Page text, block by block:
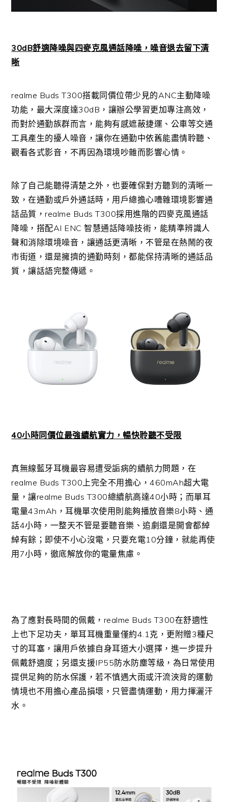
30dB舒適降噪與四麥克風通話降噪，噪音退去留下清
晰
realme Buds T300搭載同價位帶少見的ANC主動降噪
功能，最大深度達30dB ，讓辦公學習更加專注高效，
而對於通勤族群而言，能夠有感遮蔽捷運、公車等交通
工具產生的擾人噪音，讓你在通勤中依舊能盡情聆聽、
觀看各式影音，不再因為環境吵雜而影響心情。
除了自己能聽得清楚之外，也要確保對方聽到的清晰一
致，在通勤或戶外通話時，用戶總擔心嘈雜環境影響通
話品質，realme Buds T300採用進階的四麥克風通話
降噪，搭配AI ENC智慧通話降噪技術，能精準辨識人
聲和消除環境噪音，讓通話更清晰，不管是在熱鬧的夜
市街道，還是擁擠的通勤時刻，都能保持清晰的通話品
質，讓話語完整傳遞。
40小時同價位最強續航實力，暢快聆聽不受限
真無線藍牙耳機最容易遭受詬病的續航力問題，在
realme Buds T300上完全不用擔心，460mAh超大電
量，讓realme Buds T300總續航高達40小時；而單耳
電量43mAh ，耳機單次使用則能夠播放音樂8小時、通
話4小時，一整天不管是要聽音樂、追劇還是開會都綽
綽有餘；即使不小心沒電，只要充電10分鐘，就能再使
用 7小時，徹底解放你的電量焦慮。
為了應對長時間的佩戴， realme Buds T300在舒適性
上也下足功夫，單耳耳機重量僅約4.1克，更附贈3種尺
寸的耳塞，讓用戶依據自身耳道大小選擇，進一步提升
佩戴舒適度；另還支援IP55防水防塵等級，為日常使用
提供足夠的防水保護，若不慎遇大雨或汗流浹背的運動
情境也不用擔心產品損壞，只管盡情運動，用力揮灑汗
水。